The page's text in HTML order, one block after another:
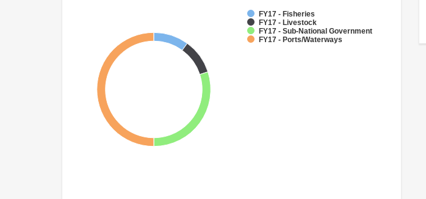
FY17 - Fisheries
FY17 - Livestock
FY17 - Sub-National Government
FY17 - Ports/Waterways